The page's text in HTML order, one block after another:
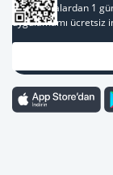
Kampanyalardan 1
uygulamamı ücretsiz